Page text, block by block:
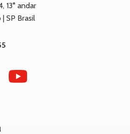
13° andar
SP Brasil